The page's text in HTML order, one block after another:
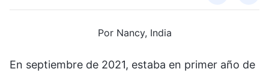
Por Nancy, India
En septiembre de 2021, estaba en primer año de